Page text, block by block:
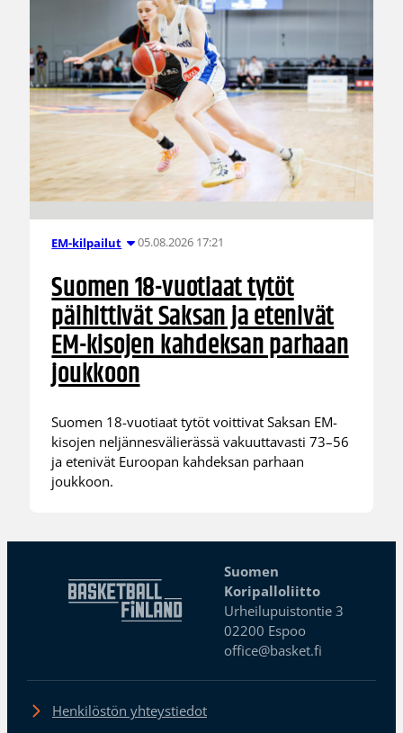
EM-kilpailut 05.08.2026 17:21
Suomen 18-vuotiaat tytöt
päihittivät Saksan ja etenivät
EM-kisojen kahdeksan parhaan
joukkoon
Suomen 18-vuotiaat tytöt voittivat Saksan EM-
kisojen neljännesvälierässä vakuuttavasti 73–56
ja etenivät Euroopan kahdeksan parhaan
joukkoon.
Suomen
Koripalloliitto
Urheilupuistontie 3
02200 Espoo
office@basket.fi
Henkilöstön yhteystiedot